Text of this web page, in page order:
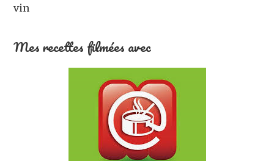
vin
Mes recettes filmées avec